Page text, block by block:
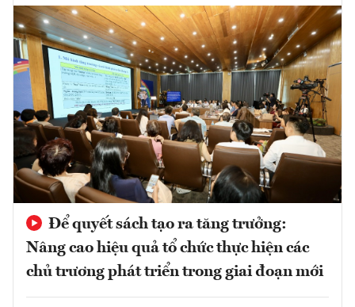
Để quyết sách tạo ra tăng trưởng:
Nâng cao hiệu quả tổ chức thực hiện các
chủ trương phát triển trong giai đoạn mới